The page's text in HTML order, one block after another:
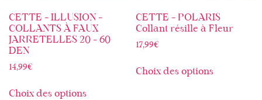
CETTE – ILLUSION –
COLLANTS À FAUX
JARRETELLES 20 – 60
DEN
14,99€
Choix des options
CETTE – POLARIS
Collant résille à Fleur
17,99€
Choix des options